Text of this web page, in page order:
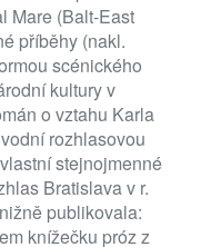
Mare (Balt-East
příběhy (nakl.
scénického
kultury v
o vztahu Karla
rozhlasovou
stejnojmenné
Bratislava v r.
publikovala:
knížečku próz z